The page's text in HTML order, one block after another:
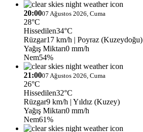
20:0007 Ağustos 2026, Cuma
28°C
Hissedilen34°C
Rüzgar17 km/h | Poyraz (Kuzeydoğu)
Yağış Miktarı0 mm/h
Nem54%
21:0007 Ağustos 2026, Cuma
26°C
Hissedilen32°C
Rüzgar9 km/h | Yıldız (Kuzey)
Yağış Miktarı0 mm/h
Nem61%